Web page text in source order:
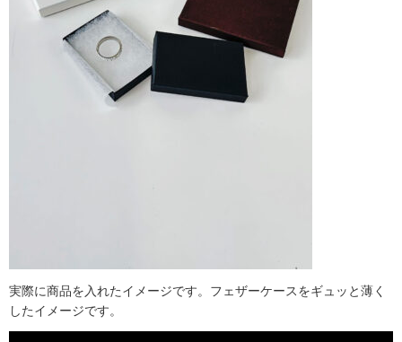
実際に商品を入れたイメージです。フェザーケースをギュッと薄く
したイメージです。